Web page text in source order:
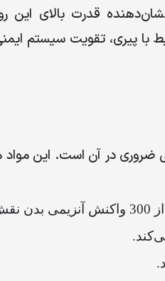
قدرت بالای این
با پیری، تقویت سیستم
ضروری در آن است. این
300 واکنش آنزیمی بدن